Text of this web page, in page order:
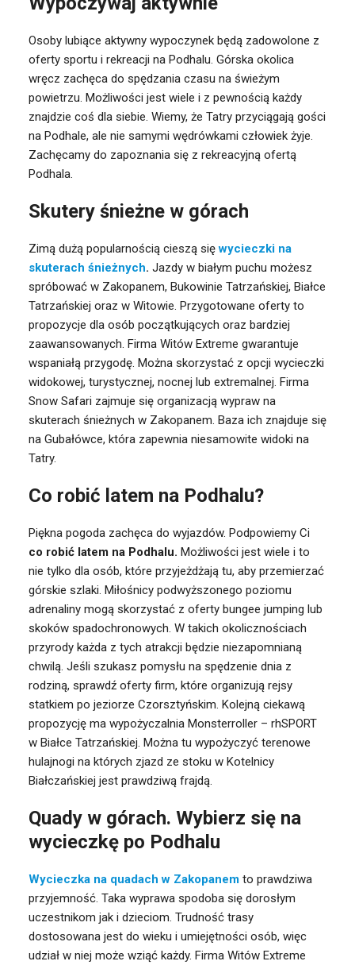
Osoby lubiące aktywny wypoczynek będą zadowolone z
oferty sportu i rekreacji na Podhalu. Górska okolica
wręcz zachęca do spędzania czasu na świeżym
powietrzu. Możliwości jest wiele i z pewnością każdy
znajdzie coś dla siebie. Wiemy, że Tatry przyciągają gości
na Podhale, ale nie samymi wędrówkami człowiek żyje.
Zachęcamy do zapoznania się z rekreacyjną ofertą
Podhala.
Skutery śnieżne w górach
Zimą dużą popularnością cieszą sięwycieczki na
skuterach śnieżnych. Jazdy w białym puchu możesz
spróbować w Zakopanem, Bukowinie Tatrzańskiej, Białce
Tatrzańskiej oraz w Witowie. Przygotowane oferty to
propozycje dla osób początkujących oraz bardziej
zaawansowanych. Firma Witów Extreme gwarantuje
wspaniałą przygodę. Można skorzystać z opcji wycieczki
widokowej, turystycznej, nocnej lub extremalnej. Firma
Snow Safari zajmuje się organizacją wypraw na
skuterach śnieżnych w Zakopanem. Baza ich znajduje się
na Gubałówce, która zapewnia niesamowite widoki na
Tatry.
Co robić latem na Podhalu?
Piękna pogoda zachęca do wyjazdów. Podpowiemy Ci
co robić latem na Podhalu. Możliwości jest wiele i to
nie tylko dla osób, które przyjeżdżają tu, aby przemierzać
górskie szlaki. Miłośnicy podwyższonego poziomu
adrenaliny mogą skorzystać z oferty bungee jumping lub
skoków spadochronowych. W takich okolicznościach
przyrody każda z tych atrakcji będzie niezapomnianą
chwilą. Jeśli szukasz pomysłu na spędzenie dnia z
rodziną, sprawdź oferty firm, które organizują rejsy
statkiem po jeziorze Czorsztyńskim. Kolejną ciekawą
propozycję ma wypożyczalnia Monsterroller – rhSPORT
w Białce Tatrzańskiej. Można tu wypożyczyć terenowe
hulajnogi na których zjazd ze stoku w Kotelnicy
Białczańskiej jest prawdziwą frajdą.
Quady w górach. Wybierz się na
wycieczkę po Podhalu
Wycieczka na quadach w Zakopanem to prawdziwa
przyjemność. Taka wyprawa spodoba się dorosłym
uczestnikom jak i dzieciom. Trudność trasy
dostosowana jest do wieku i umiejętności osób, więc
udział w niej może wziąć każdy. Firma Witów Extreme